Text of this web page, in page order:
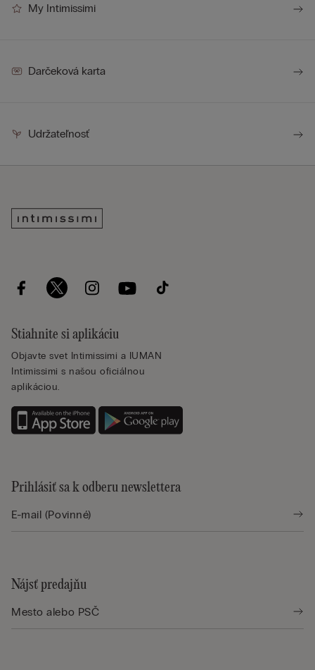
My Intimissimi
Darčeková karta
Udržateľnosť
Stiahnite si aplikáciu
Objavte svet Intimissimi a IUMAN
Intimissimi s našou oficiálnou
aplikáciou.
Prihlásiť sa k odberu newslettera
Nájsť predajňu